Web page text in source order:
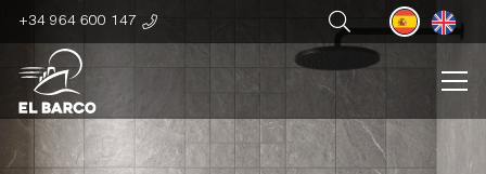
+34 964 600 147